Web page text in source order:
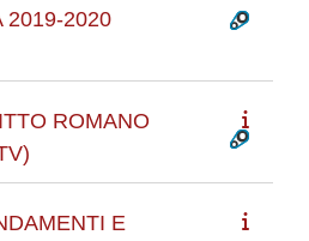
2019-2020
ROMANO
E